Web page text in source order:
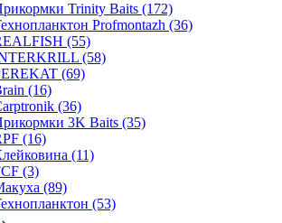
Trinity Baits (172)
Profmontazh (36)
(55)
(58)
(69)
(16)
(36)
3K Baits (35)
(16)
(11)
(3)
(89)
(53)